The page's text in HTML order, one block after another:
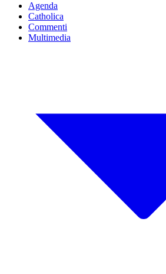
Agenda
Catholica
Commenti
Multimedia